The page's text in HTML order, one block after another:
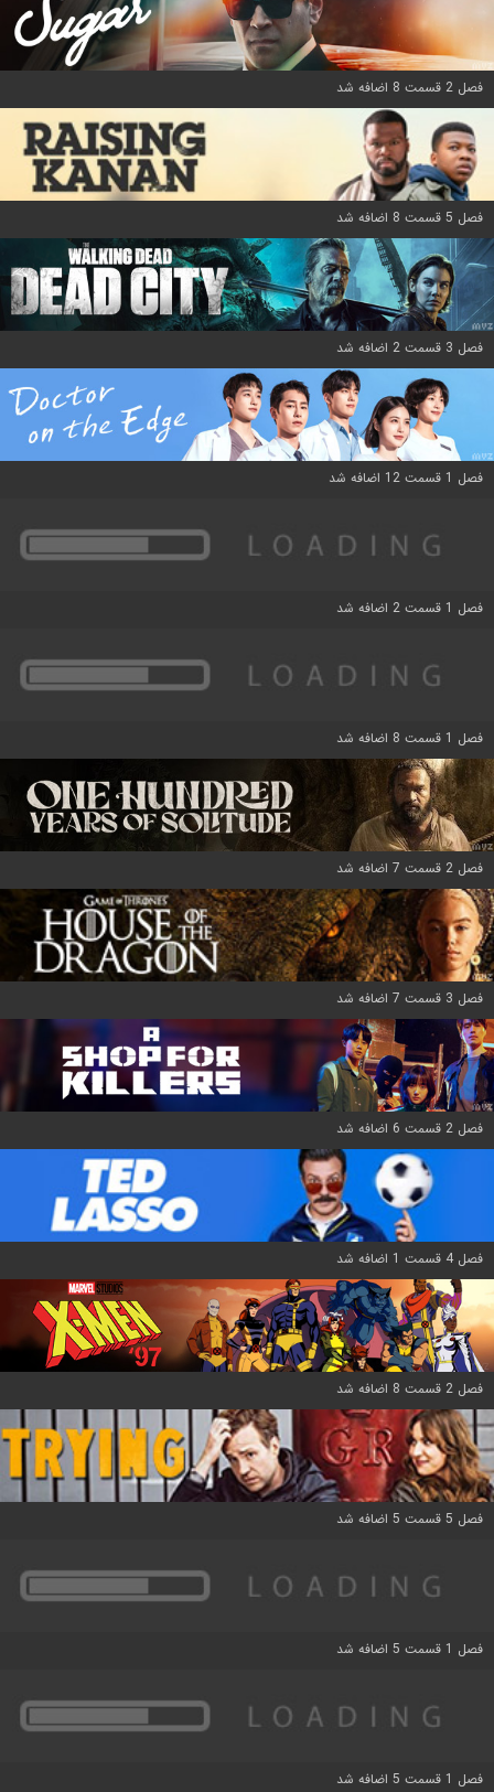
فصل 2 قسمت 8 اضافه شد
فصل 5 قسمت 8 اضافه شد
فصل 3 قسمت 2 اضافه شد
فصل 1 قسمت 12 اضافه شد
فصل 1 قسمت 2 اضافه شد
فصل 1 قسمت 8 اضافه شد
فصل 2 قسمت 7 اضافه شد
فصل 3 قسمت 7 اضافه شد
فصل 2 قسمت 6 اضافه شد
فصل 4 قسمت 1 اضافه شد
فصل 2 قسمت 8 اضافه شد
فصل 5 قسمت 5 اضافه شد
فصل 1 قسمت 5 اضافه شد
فصل 1 قسمت 5 اضافه شد